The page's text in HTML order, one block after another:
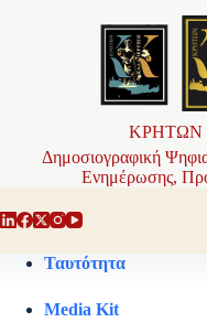
ΚΡΗΤΩΝ
Δημοσιογραφική
Ενημέρωσης,
Ταυτότητα
Media Kit